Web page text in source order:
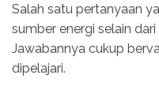
Salah satu pertanyaan
sumber energi selain
Jawabannya cukup
dipelajari.